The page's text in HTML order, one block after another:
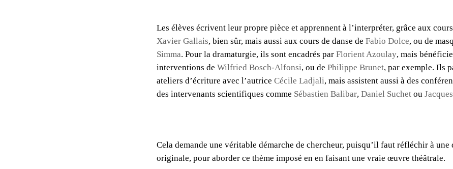
Les élèves écrivent leur propre pièce et apprennent à l’interpréter, grâce aux
Xavier Gallais, bien sûr, mais aussi aux cours de danse de Fabio Dolce, ou de
Simma. Pour la dramaturgie, ils sont encadrés par Florient Azoulay, mais
interventions de Wilfried Bosch-Alfonsi, ou de Philippe Brunet, par exemple. Ils
ateliers d’écriture avec l’autrice Cécile Ladjali, mais assistent aussi à des
des intervenants scientifiques comme Sébastien Balibar, Daniel Suchetou
Cela demande une véritable démarche de chercheur, puisqu’il faut réfléchir à une
originale, pour aborder ce thème imposé en en faisant une vraie œuvre théâtrale.